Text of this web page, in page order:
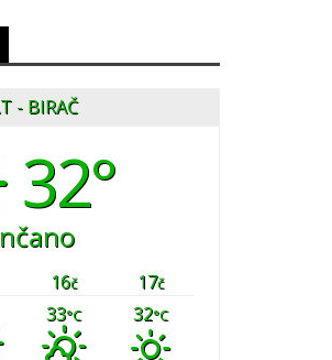
- BIRAČ
32°
16č 17č
33°C 32°C